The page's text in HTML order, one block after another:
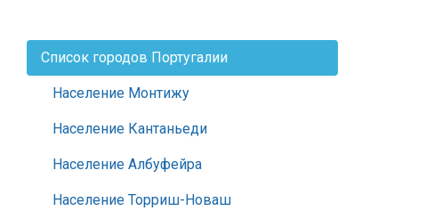
Список городов Португалии
Население Монтижу
Население Кантаньеди
Население Албуфейра
Население Торриш-Новаш